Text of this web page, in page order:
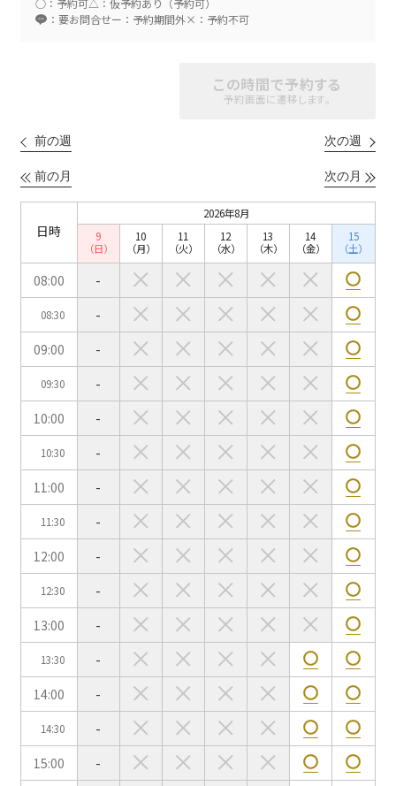
○：予約可△：仮予約あり（予約可）
：要お問合せー：予約期間外×：予約不可
この時間で予約する
予約画面に遷移します。
前の週 次の週
前の月 次の月
日時
2026年8月
9
（日）
10
（月）
11
（火）
12
（水）
13
（木）
14
（金）
15
（土）
08:00 -
08:30
-
09:00
-
09:30
-
10:00
-
10:30
-
11:00
-
11:30
-
12:00
-
12:30
-
13:00
-
13:30
-
14:00
-
14:30
-
15:00
-
03-3346-1396
受付時間 9:00～18:00（土日祝日・年末年始を除く）
WEBからのお問合せ
お問合せフォーム
3名掛け
形式
口の字型 島型 T字島型
面積
会場の種類
イベントホール 会議室
こだわり条件 ※複数選択可能
特長で選ぶ
駅直結
天井高3.5ｍ以上
窓があり開放感のある
会場
喫煙所あり
大型スクリーンあり
控室あり
4t車以上荷捌きあり
裏導線あり
時間貸し駐車場あり
専有回線(NURO)あり